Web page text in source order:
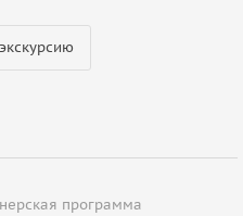
программа